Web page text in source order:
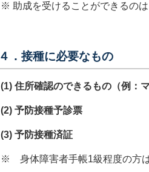
※ 助成を受けることができるの
４． 接種に必要なもの
(1) 住所確認のできるもの（例：
(2) 予防接種予診票
(3) 予防接種済証
※ 身体障害者手帳1級程度の方は